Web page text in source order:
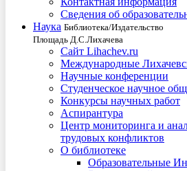
Сведения об
Наука Библиотека/Издательство
Площадь Д.С.Лихачева
Сайт Lihachev.ru
Международные
Научные конференции
Студенческое научное
Конкурсы научных работ
Аспирантура
Центр мониторинга и
трудовых конфликтов
О библиотеке
Образовательные